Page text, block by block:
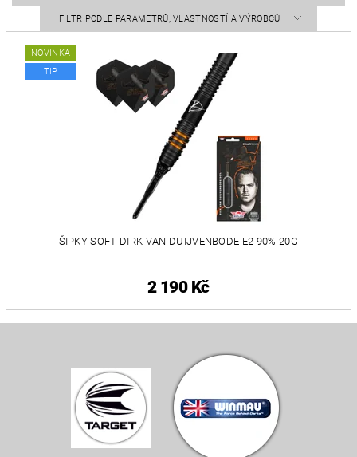
FILTR PODLE PARAMETRŮ, VLASTNOSTÍ A VÝROBCŮ
NOVINKA
TIP
ŠIPKY SOFT DIRK VAN DUIJVENBODE E2 90% 20G
2 190 Kč